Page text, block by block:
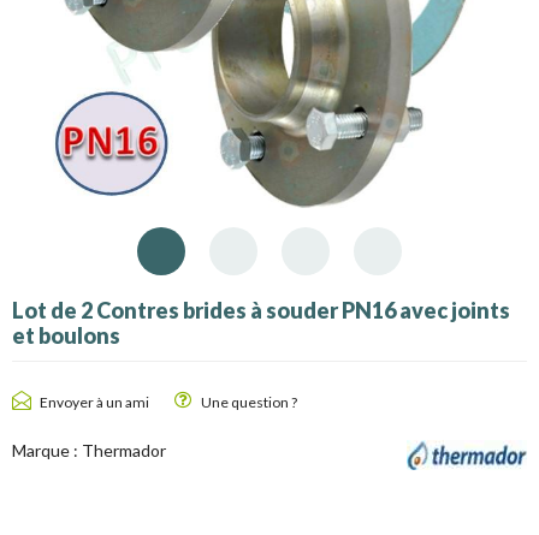
Lot de 2 Contres brides à souder PN16 avec joints
et boulons
Envoyer à un ami Une question ?
Marque : Thermador